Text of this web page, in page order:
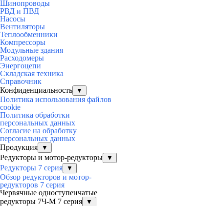
Шинопроводы
РВД и ПВД
Насосы
Вентиляторы
Теплообменники
Компрессоры
Модульные здания
Расходомеры
Энергоцепи
Складская техника
Справочник
Конфиденциальность
▼
Политика использования файлов
cookie
Политика обработки
персональных данных
Согласие на обработку
персональных данных
Продукция
▼
Редукторы и мотор-редукторы ▼
Редукторы 7 серия ▼
Обзор редукторов и мотор-
редукторов 7 серия
Червячные одноступенчатые
редукторы 7Ч-М 7 серия
▼